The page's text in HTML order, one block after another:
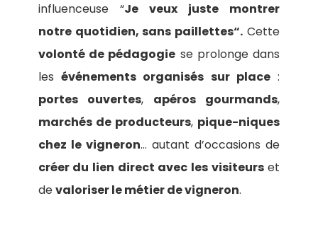
influenceuse “Je veux juste montrer
notre quotidien, sans paillettes“. Cette
volonté de pédagogie se prolonge dans
lesévénements organisés sur place:
portes ouvertes, apéros gourmands,
marchés de producteurs, pique-niques
chez le vigneron… autant d’occasions de
créer du lien direct avec les visiteurset
devaloriser le métier de vigneron.